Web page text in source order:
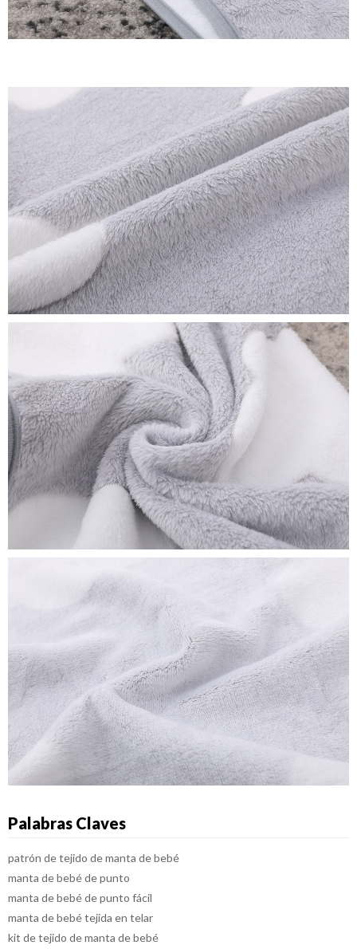
Palabras Claves
patrón de tejido de manta de bebé
manta de bebé de punto
manta de bebé de punto fácil
manta de bebé tejida en telar
kit de tejido de manta de bebé